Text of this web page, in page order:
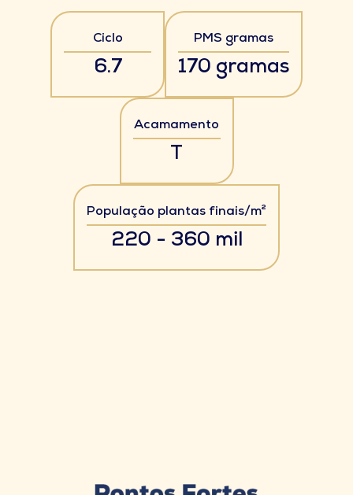
Ciclo
6.7
PMS gramas
170 gramas
Acamamento
T
População plantas finais/m²
220 - 360 mil